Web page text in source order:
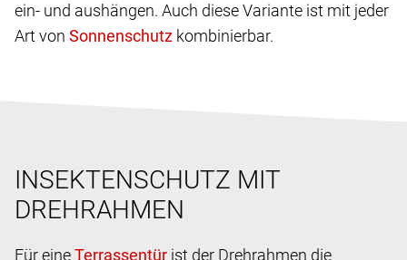
ein- und aushängen. Auch diese Variante ist mit jeder
Art von
kombinierbar.
INSEKTENSCHUTZ MIT
DREHRAHMEN
Für eine
ist der Drehrahmen die